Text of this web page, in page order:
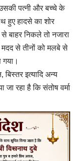
पत्नी और बच्चे के
हुए हादसे का शोर
निकले तो नजारा
से तीनों को मलबे से
इत्यादि अन्य
जा रहा है कि संतोष वर्मा